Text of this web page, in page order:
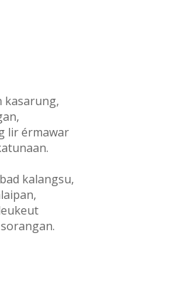
kasarung,
lir érmawar
kalangsu,